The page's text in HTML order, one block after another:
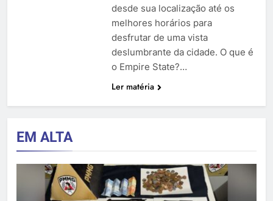
desde sua localização até os
melhores horários para
desfrutar de uma vista
deslumbrante da cidade. O que é
o Empire State?…
Ler matéria
EM ALTA